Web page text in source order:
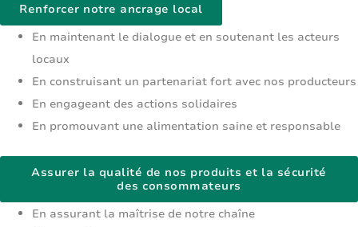
Renforcer notre ancrage local
En maintenant le dialogue et en soutenant les acteurs
locaux
En construisant un partenariat fort avec nos producteurs
En engageant des actions solidaires
En promouvant une alimentation saine et responsable
Assurer la qualité de nos produits et la sécurité
des consommateurs
En assurant la maîtrise de notre chaîne